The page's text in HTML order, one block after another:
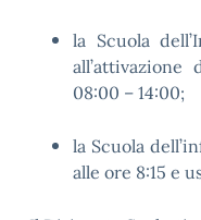
la Scuola
all’attivazione
08:00 – 14:00;
la Scuola
alle ore 8:15 e